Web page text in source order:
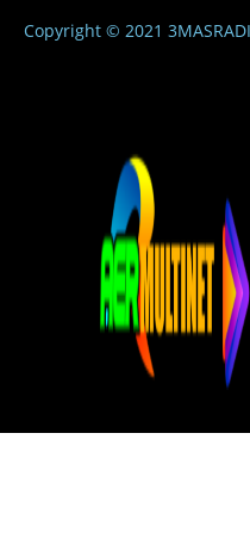
Copyright © 2021